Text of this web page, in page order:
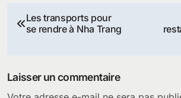
Navigation
de
l’article
Les transports pour
se rendre à Nha Trang
Laisser un commentaire